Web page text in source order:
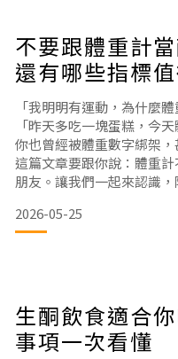
不要跟體重計
還有哪些指標
「我明明有運動，為什麼體
「昨天多吃一塊蛋糕，今
你也曾經被體重數字綁架
這篇文章要跟你說：體重
朋友。讓我們一起來認識
常「不誠實」，因為它會受
明水分⭐⭐⭐⭐⭐吃太鹹、
2026-05-25
生酮飲食適合
事項一次看懂